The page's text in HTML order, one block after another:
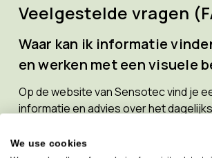
Veelgestelde vragen
Waar kan ik informatie
en werken met een visuele
Op de website van Sensotec vind je
informatie en advies over het
schooloplossingen,
lifestyle voor mensen met een
We use cookies